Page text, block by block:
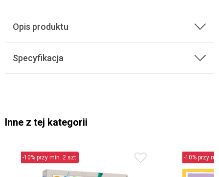
Opis produktu
Specyfikacja
Inne z tej kategorii
-10% przy min. 2 szt. -10% przy